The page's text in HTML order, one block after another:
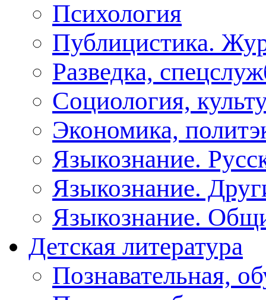
Психология
Публицистика.
Разведка,
Социология,
Экономика,
Языкознание.
Языкознание.
Языкознание.
Детская литература
Познавательная,